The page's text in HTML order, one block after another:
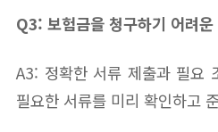
Q3: 보험금을 청구하기 어려
A3: 정확한 서류 제출과 필요
필요한 서류를 미리 확인하고